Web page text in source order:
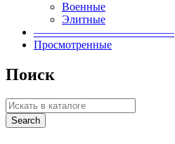
Военные
Элитные
————————————–
Просмотренные
Поиск